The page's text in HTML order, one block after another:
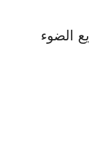
الضوء